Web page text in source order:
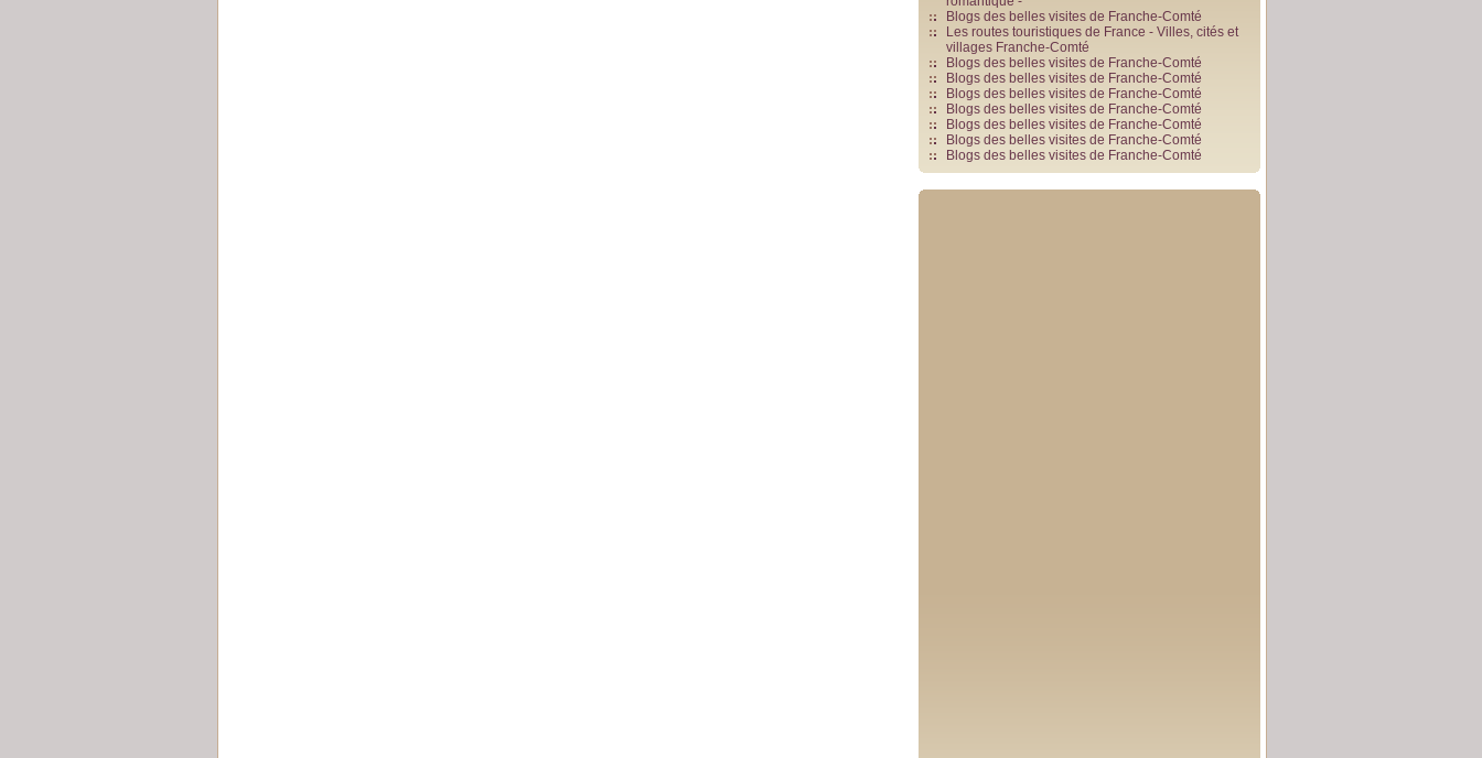
Blogs des belles visites de Franche-Comté
Les routes touristiques de France - Villes, cités et
villages Franche-Comté
Blogs des belles visites de Franche-Comté
Blogs des belles visites de Franche-Comté
Blogs des belles visites de Franche-Comté
Blogs des belles visites de Franche-Comté
Blogs des belles visites de Franche-Comté
Blogs des belles visites de Franche-Comté
Blogs des belles visites de Franche-Comté